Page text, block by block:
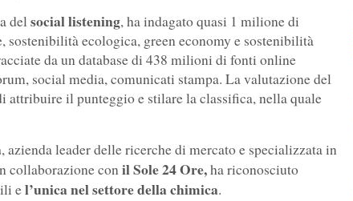
del social listening, ha indagato quasi 1 milione di
ecologica, green economy e sostenibilità
da un database di 438 milioni di fonti online
social media, comunicati stampa. La valutazione del
attribuire il punteggio e stilare la classifica, nella quale
, azienda leader delle ricerche di mercato e specializzata in
collaborazione conil Sole 24 Ore,ha riconosciuto
el’unica nel settore della chimica.